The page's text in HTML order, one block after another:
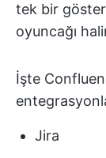
tek bir
oyuncağı
İşte
Jira